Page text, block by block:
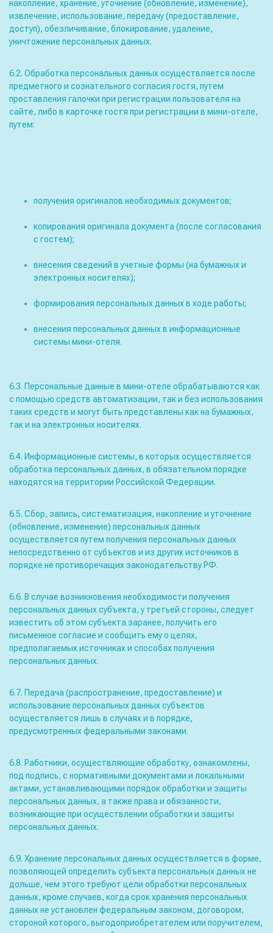
накопление, хранение, уточнение (обновление, изменение),
извлечение, использование, передачу (предоставление,
доступ), обезличивание, блокирование, удаление,
уничтожение персональных данных.
6.2. Обработка персональных данных осуществляется после
предметного и сознательного согласия гостя, путем
проставления галочки при регистрации пользователя на
сайте, либо в карточке гостя при регистрации в мини-отеле,
путем:
получения оригиналов необходимых документов;
копирования оригинала документа (после согласования
с гостем);
внесения сведений в учетные формы (на бумажных и
электронных носителях);
формирования персональных данных в ходе работы;
внесения персональных данных в информационные
системы мини-отеля.
6.3. Персональные данные в мини-отеле обрабатываются как
с помощью средств автоматизации, так и без использования
таких средств и могут быть представлены как на бумажных,
так и на электронных носителях.
6.4. Информационные системы, в которых осуществляется
обработка персональных данных, в обязательном порядке
находятся на территории Российской Федерации.
6.5. Сбор, запись, систематизация, накопление и уточнение
(обновление, изменение) персональных данных
осуществляется путем получения персональных данных
непосредственно от субъектов и из других источников в
порядке не противоречащих законодательству РФ.
6.6. В случае возникновения необходимости получения
персональных данных субъекта, у третьей стороны, следует
известить об этом субъекта заранее, получить его
письменное согласие и сообщить ему о целях,
предполагаемых источниках и способах получения
персональных данных.
6.7. Передача (распространение, предоставление) и
использование персональных данных субъектов
осуществляется лишь в случаях и в порядке,
предусмотренных федеральными законами.
6.8. Работники, осуществляющие обработку, ознакомлены,
под подпись, с нормативными документами и локальными
актами, устанавливающими порядок обработки и защиты
персональных данных, а также права и обязанности,
возникающие при осуществлении обработки и защиты
персональных данных.
6.9. Хранение персональных данных осуществляется в форме,
позволяющей определить субъекта персональных данных не
дольше, чем этого требуют цели обработки персональных
данных, кроме случаев, когда срок хранения персональных
данных не установлен федеральным законом, договором,
стороной которого, выгодоприобретателем или поручителем,